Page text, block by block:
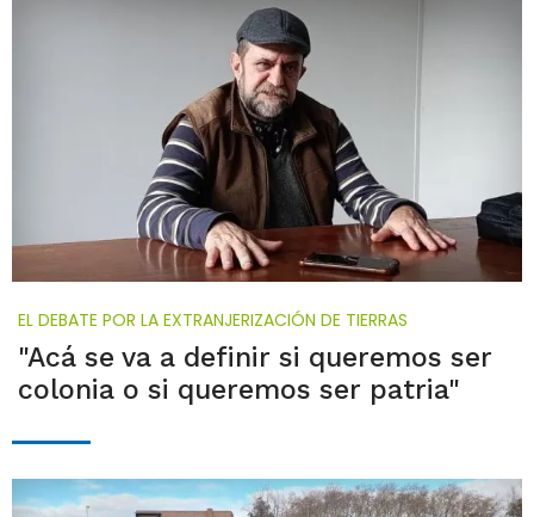
EL DEBATE POR LA EXTRANJERIZACIÓN DE TIERRAS
"Acá se va a definir si queremos ser
colonia o si queremos ser patria"